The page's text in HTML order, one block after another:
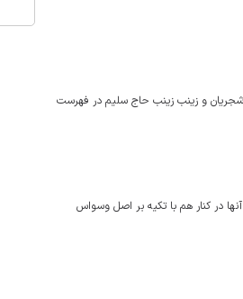
شجریان و زینب زینب حاج سلیم در فهرست
در کنار هم با تکیه بر اصل وسواس